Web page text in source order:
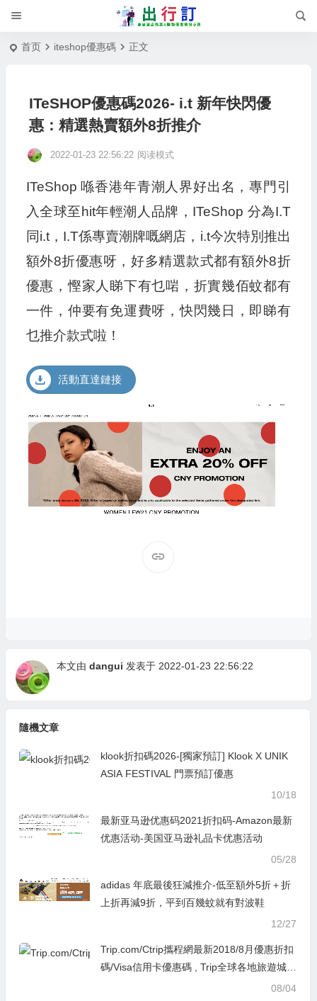
首页 iteshop優惠碼 正文
ITeSHOP優惠碼2026- i.t 新年快閃優
惠：精選熱賣額外8折推介
2022-01-23 22:56:22 阅读模式
ITeShop 喺香港年青潮人界好出名，專門引
入全球至hit年輕潮人品牌，ITeShop 分為I.T
同i.t，I.T係專賣潮牌嘅網店，i.t今次特別推出
額外8折優惠呀，好多精選款式都有額外8折
優惠，慳家人睇下有乜啱，折實幾佰蚊都有
一件，仲要有免運費呀，快閃幾日，即睇有
乜推介款式啦！
活動直達鏈接
本文由 dangui 发表于 2022-01-23 22:56:22
隨機文章
klook折扣碼2026-[獨家預訂] Klook X UNIK
ASIA FESTIVAL 門票預訂優惠
10/18
最新亚马逊优惠码2021折扣码-Amazon最新
优惠活动-美国亚马逊礼品卡优惠活动
05/28
adidas 年底最後狂減推介-低至額外5折＋折
上折再減9折，平到百幾蚊就有對波鞋
12/27
Trip.com/Ctrip攜程網最新2018/8月優惠折扣
碼/Visa信用卡優惠碼 , Trip全球各地旅遊城市
08/04